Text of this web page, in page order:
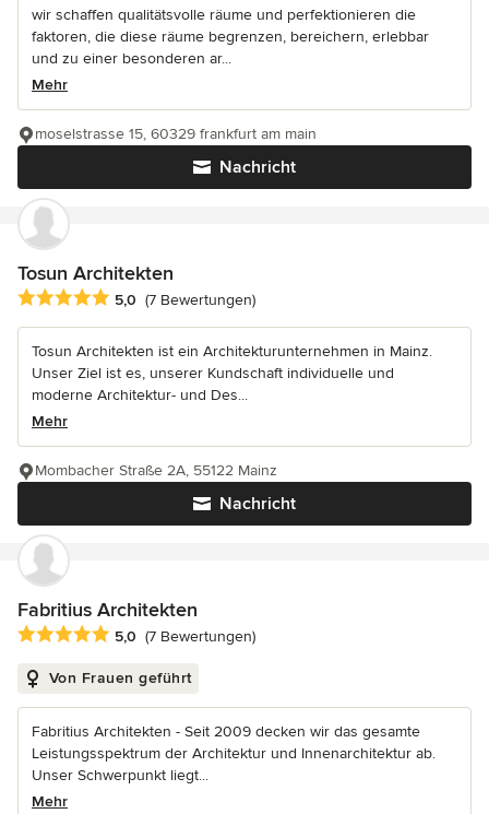
wir schaffen qualitätsvolle räume und perfektionieren die
faktoren, die diese räume begrenzen, bereichern, erlebbar
und zu einer besonderen ar...
Mehr
Nachricht
moselstrasse 15, 60329 frankfurt am main
Tosun Architekten
Durchschnittliche Bewertung: 5 von 5 Sternen
5,0 (7 Bewertungen)
Tosun Architekten ist ein Architekturunternehmen in Mainz.
Unser Ziel ist es, unserer Kundschaft individuelle und
moderne Architektur- und Des...
Mehr
Nachricht
Mombacher Straße 2A, 55122 Mainz
Fabritius Architekten
Durchschnittliche Bewertung: 5 von 5 Sternen
5,0 (7 Bewertungen)
Von Frauen geführt
Fabritius Architekten - Seit 2009 decken wir das gesamte
Leistungsspektrum der Architektur und Innenarchitektur ab.
Unser Schwerpunkt liegt...
Mehr